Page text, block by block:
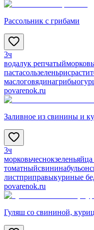
Рассольник с грибами
3ч
водалук репчатыйморковь
пастасользеленьрис
маслоговядинагрибы
povarenok.ru
Заливное из свинины и
3ч
морковьчеснокзелень
томатныйсвининабульон
листприправыкуриные
povarenok.ru
Гуляш со свининой,